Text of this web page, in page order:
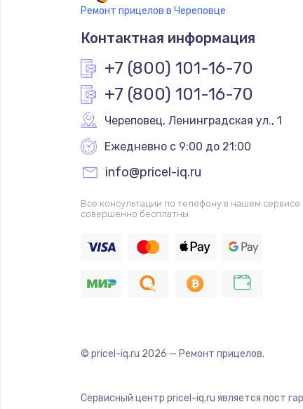
Ремонт прицелов в Череповце
Контактная информация
+7 (800) 101-16-70
+7 (800) 101-16-70
Череповец, Ленинградская ул., 1
Ежедневно с 9:00 до 21:00
info@pricel-iq.ru
Все консультации по телефону в нашем сервисе
совершенно бесплатны
© pricel-iq.ru 2026 — Ремонт прицелов.
Сервисный центр pricel-iq.ru является пост